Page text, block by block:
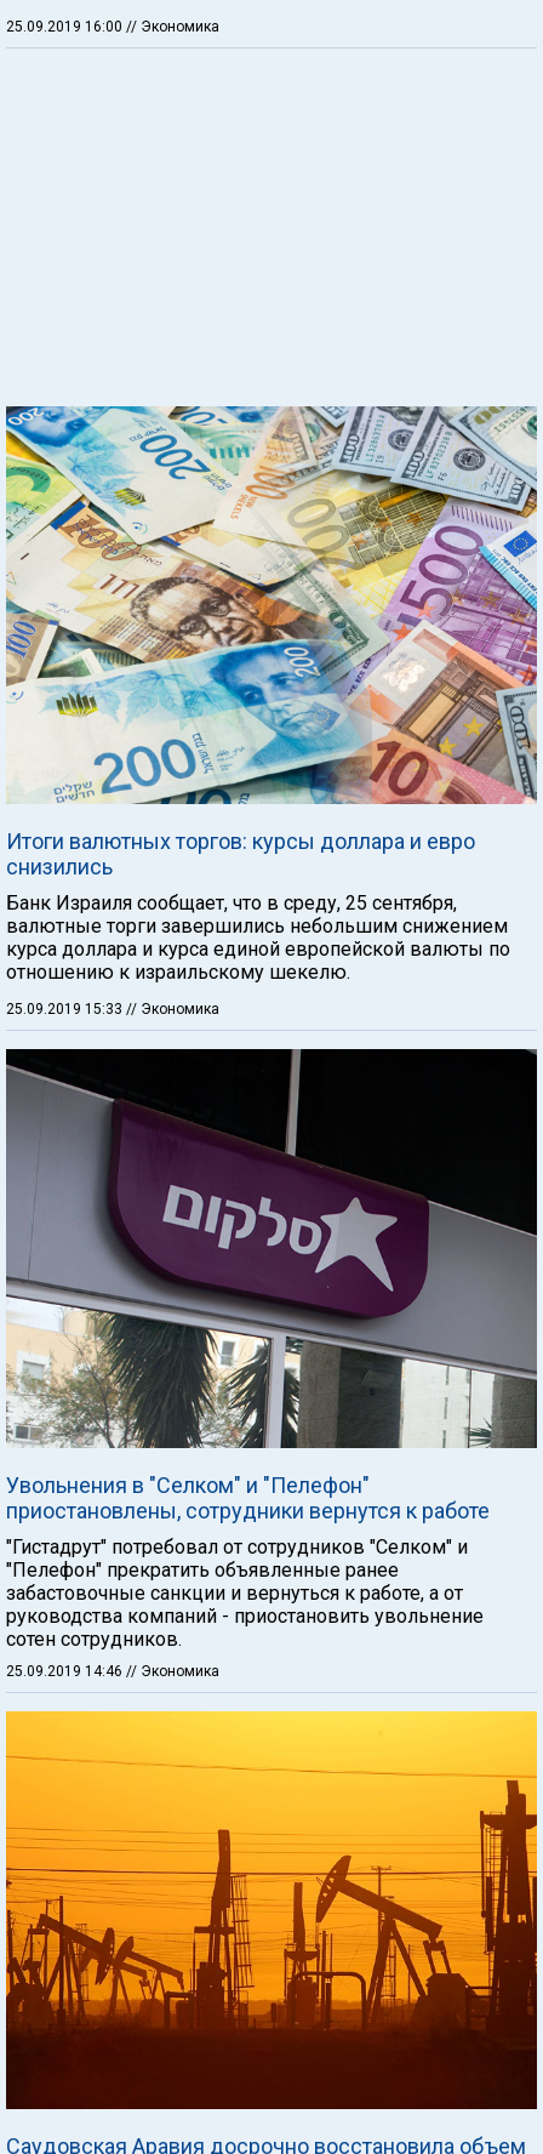
25.09.2019 16:00 // Экономика
Итоги валютных торгов: курсы доллара и евро
снизились
Банк Израиля сообщает, что в среду, 25 сентября,
валютные торги завершились небольшим снижением
курса доллара и курса единой европейской валюты по
отношению к израильскому шекелю.
25.09.2019 15:33 // Экономика
Увольнения в "Селком" и "Пелефон"
приостановлены, сотрудники вернутся к работе
"Гистадрут" потребовал от сотрудников "Селком" и
"Пелефон" прекратить объявленные ранее
забастовочные санкции и вернуться к работе, а от
руководства компаний - приостановить увольнение
сотен сотрудников.
25.09.2019 14:46 // Экономика
Саудовская Аравия досрочно восстановила объем